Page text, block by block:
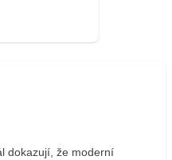
dokazují, že moderní